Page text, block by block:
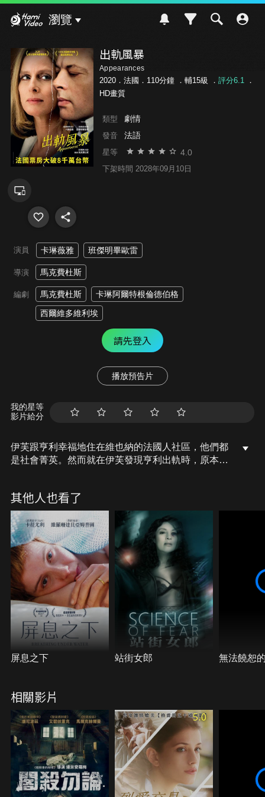
瀏覽
出軌風暴
Appearances
2020．法國．110分鐘 ． 輔15級 ． 評分6.1．
HD畫質
類型 劇情
發音 法語
星等 4.0
下架時間 2028年09月10日
演員 卡琳薇雅 班傑明畢歐雷
導演 馬克費杜斯
編劇 馬克費杜斯
卡琳阿爾特根倫德伯格
西爾維多維利埃
請先登入
播放預告片
我的星等
影片給分
伊芙跟亨利幸福地住在維也納的法國人社區，他們都
是社會菁英。然而就在伊芙發現亨利出軌時，原本完
利。只不過，約納斯並非如她所想。他們也因此陷入
難以逃脫的漩渦。
其他人也看了
屏息之下 站街女郎 無法饒恕
相關影片
5.0